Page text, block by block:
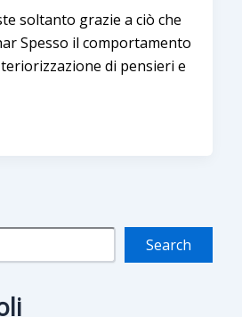
soltanto grazie a ciò che
Spesso il comportamento
di pensieri e
Search